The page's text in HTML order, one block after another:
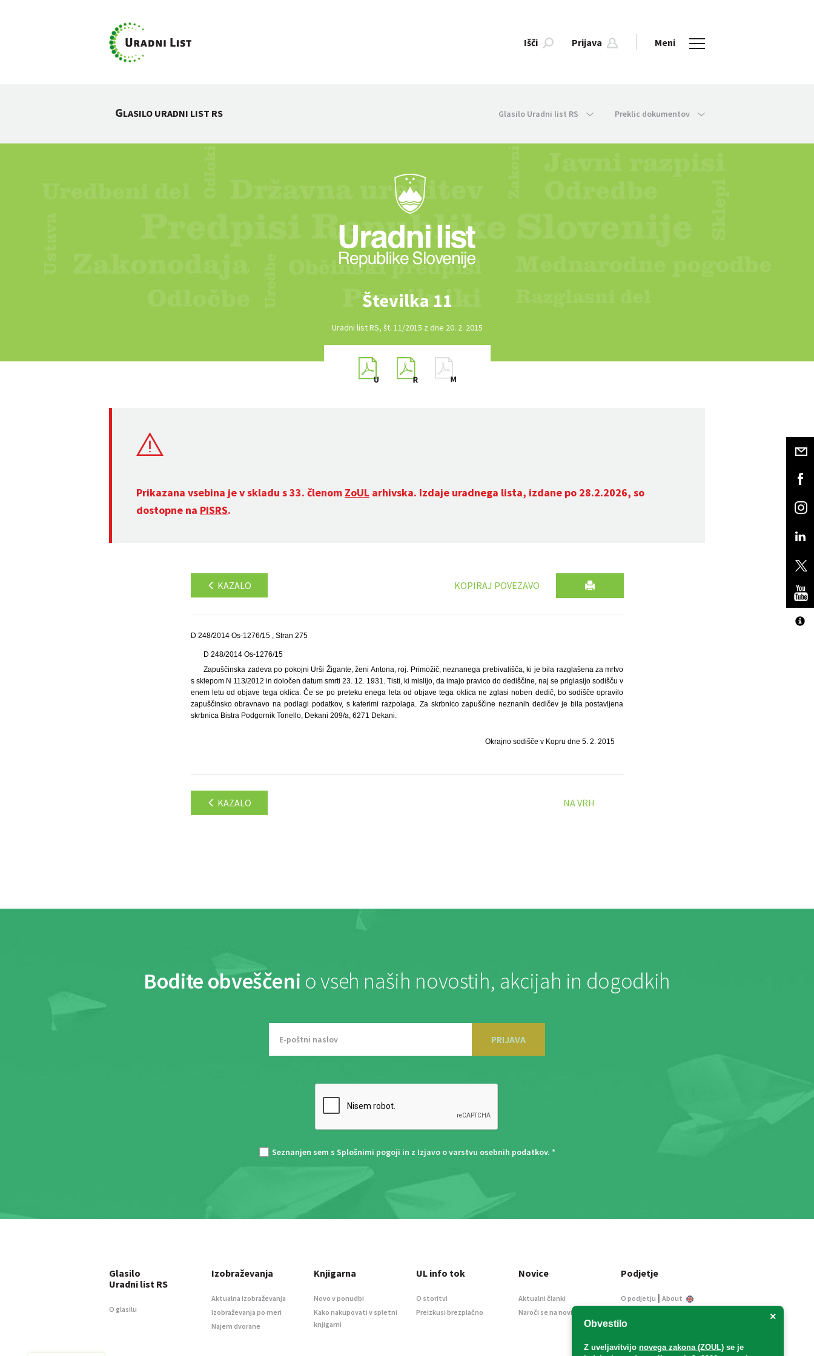
Išči Prijava Meni
GLASILO URADNI LIST RS Glasilo Uradni list RS Preklic dokumentov
Številka 11
Uradni list RS, št. 11/2015 z dne 20. 2. 2015
Prikazana vsebina je v skladu s 33. členom ZoUL arhivska. Izdaje uradnega lista, izdane po 28.2.2026, so
dostopne na PISRS.
KAZALO KOPIRAJ POVEZAVO
D 248/2014 Os-1276/15 , Stran 275
D 248/2014 Os-1276/15
Zapuščinska zadeva po pokojni Urši Žigante, ženi Antona, roj. Primožič, neznanega prebivališča, ki je bila razglašena za mrtvo
s sklepom N 113/2012 in določen datum smrti 23. 12. 1931. Tisti, ki mislijo, da imajo pravico do dediščine, naj se priglasijo sodišču v
enem letu od objave tega oklica. Če se po preteku enega leta od objave tega oklica ne zglasi noben dedič, bo sodišče opravilo
zapuščinsko obravnavo na podlagi podatkov, s katerimi razpolaga. Za skrbnico zapuščine neznanih dedičev je bila postavljena
skrbnica Bistra Podgornik Tonello, Dekani 209/a, 6271 Dekani.
Okrajno sodišče v Kopru dne 5. 2. 2015
KAZALO NA VRH
Bodite obveščeni o vseh naših novostih, akcijah in dogodkih
PRIJAVA
Seznanjen sem s Splošnimi pogoji in z Izjavo o varstvu osebnih podatkov. *
×
Obvestilo
Z uveljavitvijo novega zakona (ZOUL) se je
Glasilo
Uradni list RS
O glasilu
Izobraževanja
Aktualna izobraževanja
Izobraževanja po meri
Najem dvorane
Knjigarna
Novo v ponudbi
Kako nakupovati v spletni
knjigarni
UL info tok
O storitvi
Preizkusi brezplačno
Novice
Aktualni članki
Naroči se na novice
Podjetje
O podjetju | About
Informacije javnega
Oglaševanje